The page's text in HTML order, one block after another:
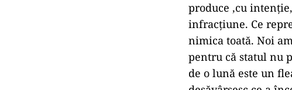
produce ,cu
infracţiune. Ce
nimica toată. Noi
pentru că statul nu
de o lună este un